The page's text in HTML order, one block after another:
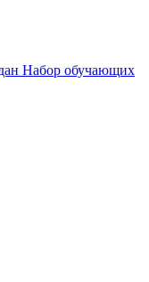
Набор обучающих